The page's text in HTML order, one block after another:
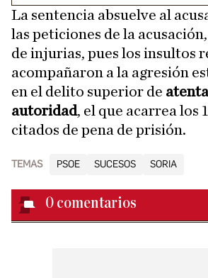
La sentencia absuelve al
las peticiones de la
de injurias, pues los insultos
acompañaron a la agresión
en el delito superior de
autoridad, el que acarrea los
citados de pena de prisión.
TEMAS PSOE SUCESOS SORIA
0 comentarios